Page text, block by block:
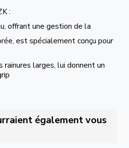
:
offrant une gestion de la
est spécialement conçu pour
larges, lui donnent un
également vous